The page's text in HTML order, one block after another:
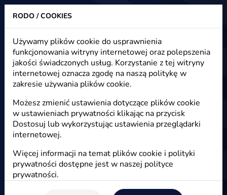
Heuristic - strony www, sklepy internetowe, e-marketing
E-commerce - artykuły, nowości,
blog
E-commerce
RODO / COOKIES
Używamy plików cookie do usprawnienia
funkcjonowania witryny internetowej oraz polepszenia
jakości świadczonych usług. Korzystanie z tej witryny
internetowej oznacza zgodę na naszą politykę w
zakresie używania plików cookie.
Możesz zmienić ustawienia dotyczące plików cookie
w ustawieniach prywatności klikając na przycisk
Dostosuj lub wykorzystując ustawienia przeglądarki
internetowej.
Więcej informacji na temat plików cookie i polityki
prywatności dostępne jest w naszej polityce
prywatności.